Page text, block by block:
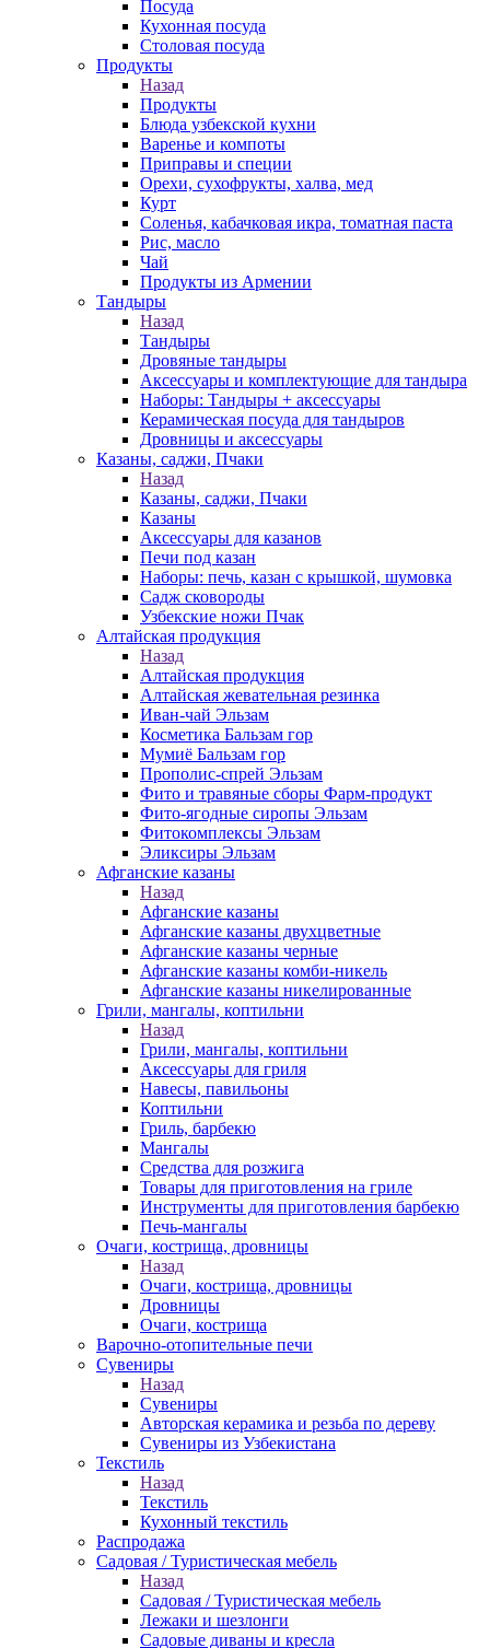
Посуда
Кухонная посуда
Столовая посуда
Продукты
Назад
Продукты
Блюда узбекской кухни
Варенье и компоты
Приправы и специи
Орехи, сухофрукты, халва, мед
Курт
Соленья, кабачковая икра, томатная паста
Рис, масло
Чай
Продукты из Армении
Тандыры
Назад
Тандыры
Дровяные тандыры
Аксессуары и комплектующие для тандыра
Наборы: Тандыры + аксессуары
Керамическая посуда для тандыров
Дровницы и аксессуары
Казаны, саджи, Пчаки
Назад
Казаны, саджи, Пчаки
Казаны
Аксессуары для казанов
Печи под казан
Наборы: печь, казан с крышкой, шумовка
Садж сковороды
Узбекские ножи Пчак
Алтайская продукция
Назад
Алтайская продукция
Алтайская жевательная резинка
Иван-чай Эльзам
Косметика Бальзам гор
Мумиё Бальзам гор
Прополис-спрей Эльзам
Фито и травяные сборы Фарм-продукт
Фито-ягодные сиропы Эльзам
Фитокомплексы Эльзам
Эликсиры Эльзам
Афганские казаны
Назад
Афганские казаны
Афганские казаны двухцветные
Афганские казаны черные
Афганские казаны комби-никель
Афганские казаны никелированные
Грили, мангалы, коптильни
Назад
Грили, мангалы, коптильни
Аксессуары для гриля
Навесы, павильоны
Коптильни
Гриль, барбекю
Мангалы
Средства для розжига
Товары для приготовления на гриле
Инструменты для приготовления барбекю
Печь-мангалы
Очаги, кострища, дровницы
Назад
Очаги, кострища, дровницы
Дровницы
Очаги, кострища
Варочно-отопительные печи
Сувениры
Назад
Сувениры
Авторская керамика и резьба по дереву
Сувениры из Узбекистана
Текстиль
Назад
Текстиль
Кухонный текстиль
Распродажа
Садовая / Туристическая мебель
Назад
Садовая / Туристическая мебель
Лежаки и шезлонги
Садовые диваны и кресла